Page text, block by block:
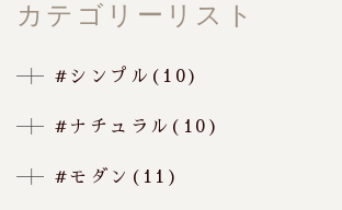
カテゴリーリスト
#シンプル(10)
#ナチュラル(10)
#モダン(11)